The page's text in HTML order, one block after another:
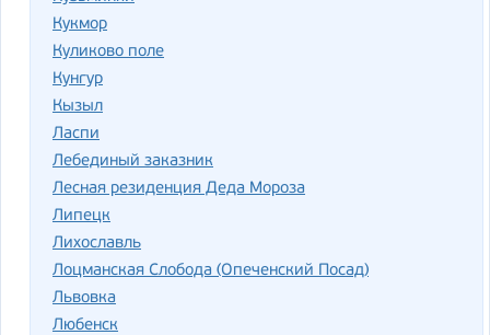
Кукмор
Куликово поле
Кунгур
Кызыл
Ласпи
Лебединый заказник
Лесная резиденция Деда Мороза
Липецк
Лихославль
Лоцманская Слобода (Опеченский Посад)
Львовка
Любенск